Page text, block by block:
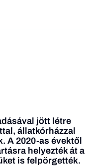
jött létre
állatkórházzal
A 2020-as évektől
helyezték át a
is felpörgették.